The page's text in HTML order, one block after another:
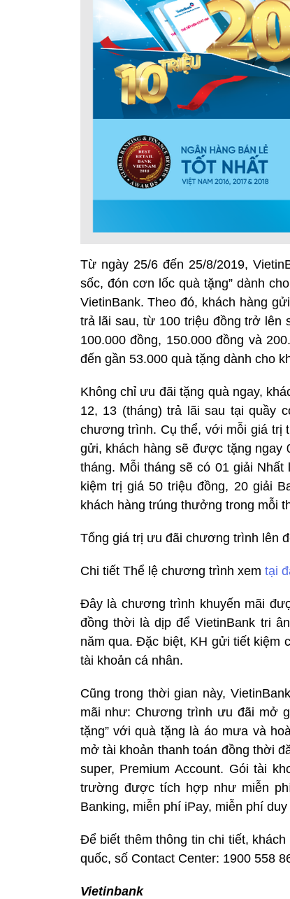
Từ ngày 25/6 đến 25/8/2019,
sốc, đón cơn lốc quà tặng” dành
VietinBank. Theo đó, khách hàng
trả lãi sau, từ 100 triệu đồng trở lên
100.000 đồng, 150.000 đồng và
đến gần 53.000 quà tặng dành cho
Không chỉ ưu đãi tặng quà ngay,
12, 13 (tháng) trả lãi sau tại quầy
chương trình. Cụ thể, với mỗi giá trị
gửi, khách hàng sẽ được tặng
tháng. Mỗi tháng sẽ có 01 giải
kiệm trị giá 50 triệu đồng, 20 giải
khách hàng trúng thưởng trong mỗi
Tổng giá trị ưu đãi chương trình lên
Chi tiết Thể lệ chương trình xem tại
Đây là chương trình khuyến mãi
đồng thời là dịp để VietinBank tri
năm qua. Đặc biệt, KH gửi tiết kiệm
tài khoản cá nhân.
Cũng trong thời gian này,
mãi như: Chương trình ưu đãi mở
tặng” với quà tặng là áo mưa và
mở tài khoản thanh toán đồng thời
super, Premium Account. Gói tài
trường được tích hợp như miễn
Banking, miễn phí iPay, miễn phí
Để biết thêm thông tin chi tiết,
quốc, số Contact Center: 1900 558
Vietinbank